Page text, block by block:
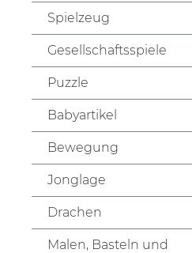
Spielzeug
Gesellschaftsspiele
Puzzle
Babyartikel
Bewegung
Jonglage
Drachen
Malen, Basteln und